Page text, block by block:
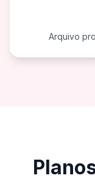
Arquivo